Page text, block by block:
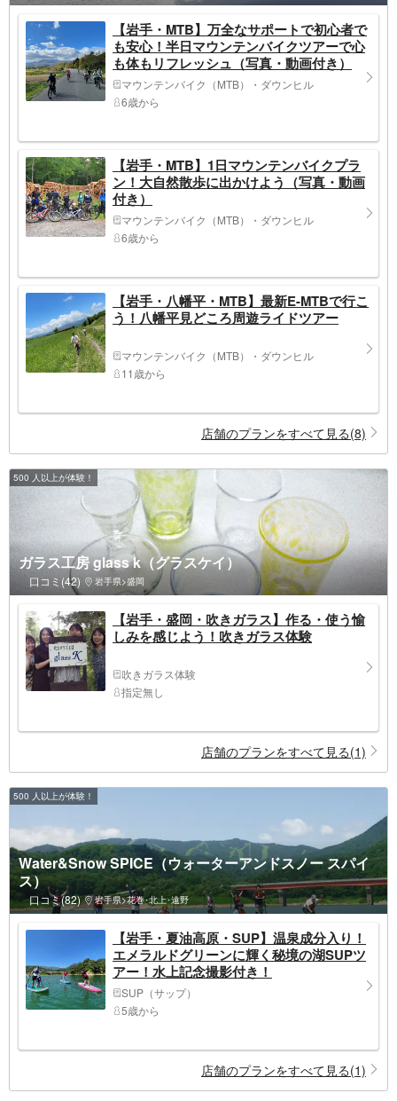
【岩手・MTB】万全なサポートで初心者で
も安心！半日マウンテンバイクツアーで心
も体もリフレッシュ（写真・動画付き）
マウンテンバイク（MTB）・ダウンヒル
6歳から
【岩手・MTB】1日マウンテンバイクプラ
ン！大自然散歩に出かけよう（写真・動画
付き）
マウンテンバイク（MTB）・ダウンヒル
6歳から
【岩手・八幡平・MTB】最新E-MTBで行こ
う！八幡平見どころ周遊ライドツアー
マウンテンバイク（MTB）・ダウンヒル
11歳から
店舗のプランをすべて見る(8)
500 人以上が体験！
ガラス工房 glass k（グラスケイ）
口コミ(42) 岩手県>盛岡
【岩手・盛岡・吹きガラス】作る・使う愉
しみを感じよう！吹きガラス体験
吹きガラス体験
指定無し
店舗のプランをすべて見る(1)
500 人以上が体験！
Water&Snow SPICE（ウォーターアンドスノー スパイ
ス）
口コミ(82) 岩手県>花巻･北上･遠野
【岩手・夏油高原・SUP】温泉成分入り！
エメラルドグリーンに輝く秘境の湖SUPツ
アー！水上記念撮影付き！
SUP（サップ）
5歳から
店舗のプランをすべて見る(1)